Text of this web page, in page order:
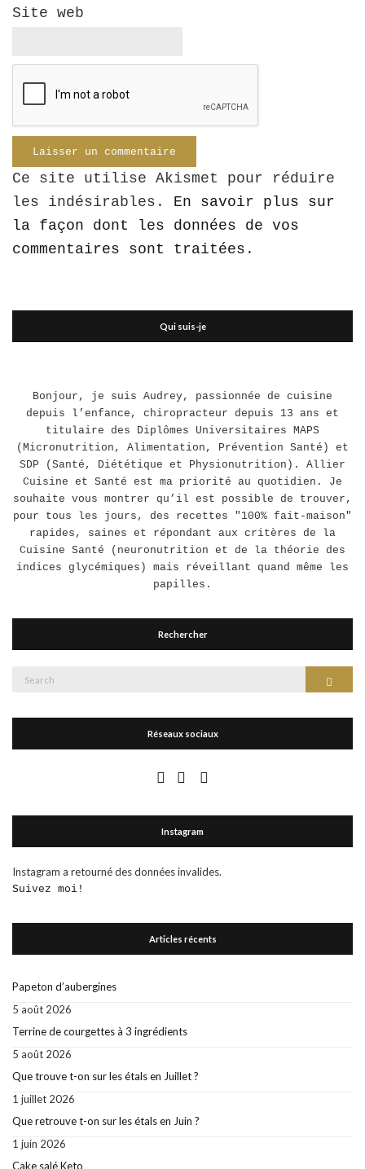
Site web
Ce site utilise Akismet pour réduire
les indésirables. En savoir plus sur
la façon dont les données de vos
commentaires sont traitées .
Qui suis-je
Bonjour, je suis Audrey, passionnée de cuisine
depuis l’enfance, chiropracteur depuis 13 ans et
titulaire des Diplômes Universitaires MAPS
(Micronutrition, Alimentation, Prévention Santé) et
SDP (Santé, Diététique et Physionutrition). Allier
Cuisine et Santé est ma priorité au quotidien. Je
souhaite vous montrer qu’il est possible de trouver,
pour tous les jours, des recettes "100% fait-maison"
rapides, saines et répondant aux critères de la
Cuisine Santé (neuronutrition et de la théorie des
indices glycémiques) mais réveillant quand même les
papilles.
Rechercher
Réseaux sociaux
Instagram
Instagram a retourné des données invalides.
Suivez moi!
Articles récents
Papeton d’aubergines
5 août 2026
Terrine de courgettes à 3 ingrédients
5 août 2026
Que trouve t-on sur les étals en Juillet ?
1 juillet 2026
Que retrouve t-on sur les étals en Juin ?
1 juin 2026
Cake salé Keto